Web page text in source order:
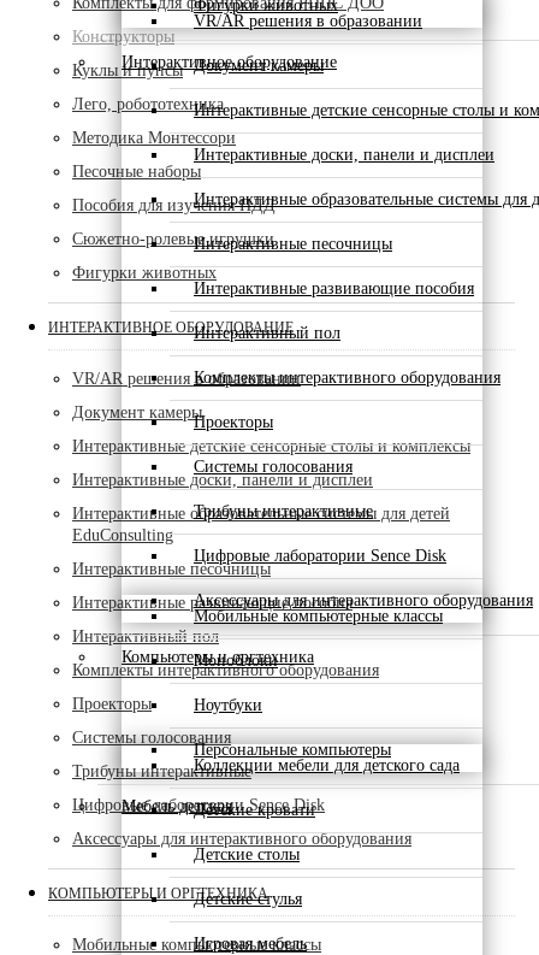
Фигурки животных
Интерактивное оборудование
VR/AR решения в образовании
Документ камеры
Интерактивные детские сенсорные столы и
Интерактивные доски, панели и дисплеи
Интерактивные образовательные системы для
Интерактивные песочницы
Интерактивные развивающие пособия
Интерактивный пол
Комплекты интерактивного оборудования
Проекторы
Системы голосования
Трибуны интерактивные
Цифровые лаборатории Sence Disk
Аксессуары для интерактивного оборудования
Компьютеры и оргтехника
Мобильные компьютерные классы
Моноблоки
Ноутбуки
Персональные компьютеры
Мебель детская
Коллекции мебели для детского сада
Детские кровати
Детские столы
Детские стулья
Игровая мебель
Конструкторы
Куклы и пупсы
Лего, робототехника
Методика Монтессори
Песочные наборы
Пособия для изучения ПДД
Сюжетно-ролевые игрушки
Фигурки животных
ИНТЕРАКТИВНОЕ ОБОРУДОВАНИЕ
VR/AR решения в образовании
Документ камеры
Интерактивные детские сенсорные столы и комплексы
Интерактивные доски, панели и дисплеи
Интерактивные образовательные системы для детей
EduConsulting
Интерактивные песочницы
Интерактивные развивающие пособия
Интерактивный пол
Комплекты интерактивного оборудования
Проекторы
Системы голосования
Трибуны интерактивные
Цифровые лаборатории Sence Disk
Аксессуары для интерактивного оборудования
КОМПЬЮТЕРЫ И ОРГТЕХНИКА
Мобильные компьютерные классы